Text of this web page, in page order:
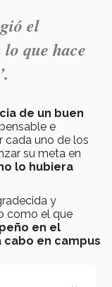
el
que hace
de un buen
e
cada uno de los
su meta en
lo hubiera
y
como el que
en el
cabo en campus